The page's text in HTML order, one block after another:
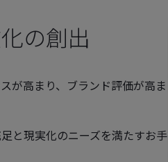
の創出
が高まり、ブランド評価が高ま
と現実化のニーズを満たすお手